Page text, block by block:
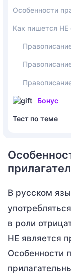
Особенности
Как пишется НЕ
Бонус
Тест по теме
В русском
в роли
НЕ является
Особенности